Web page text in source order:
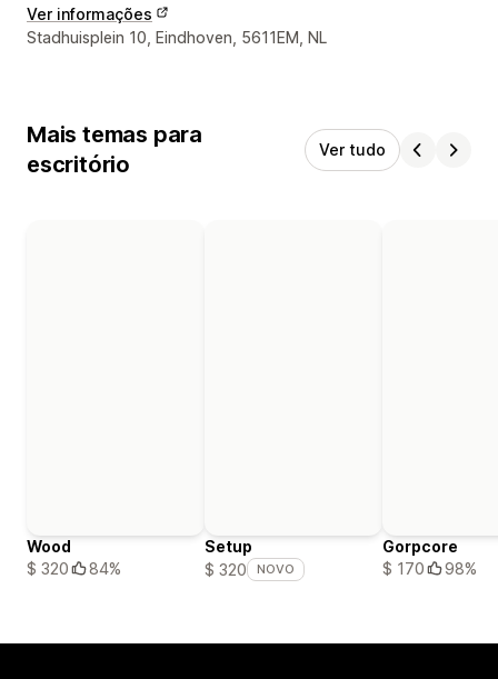
Ver informações
Informações de contato do designer
Stadhuisplein 10, Eindhoven, 5611EM, NL
Mais temas para
escritório
Ver tudo
Wood
$ 320
84%
Setup
$ 320
NOVO
Gorpcore
$ 170
98%